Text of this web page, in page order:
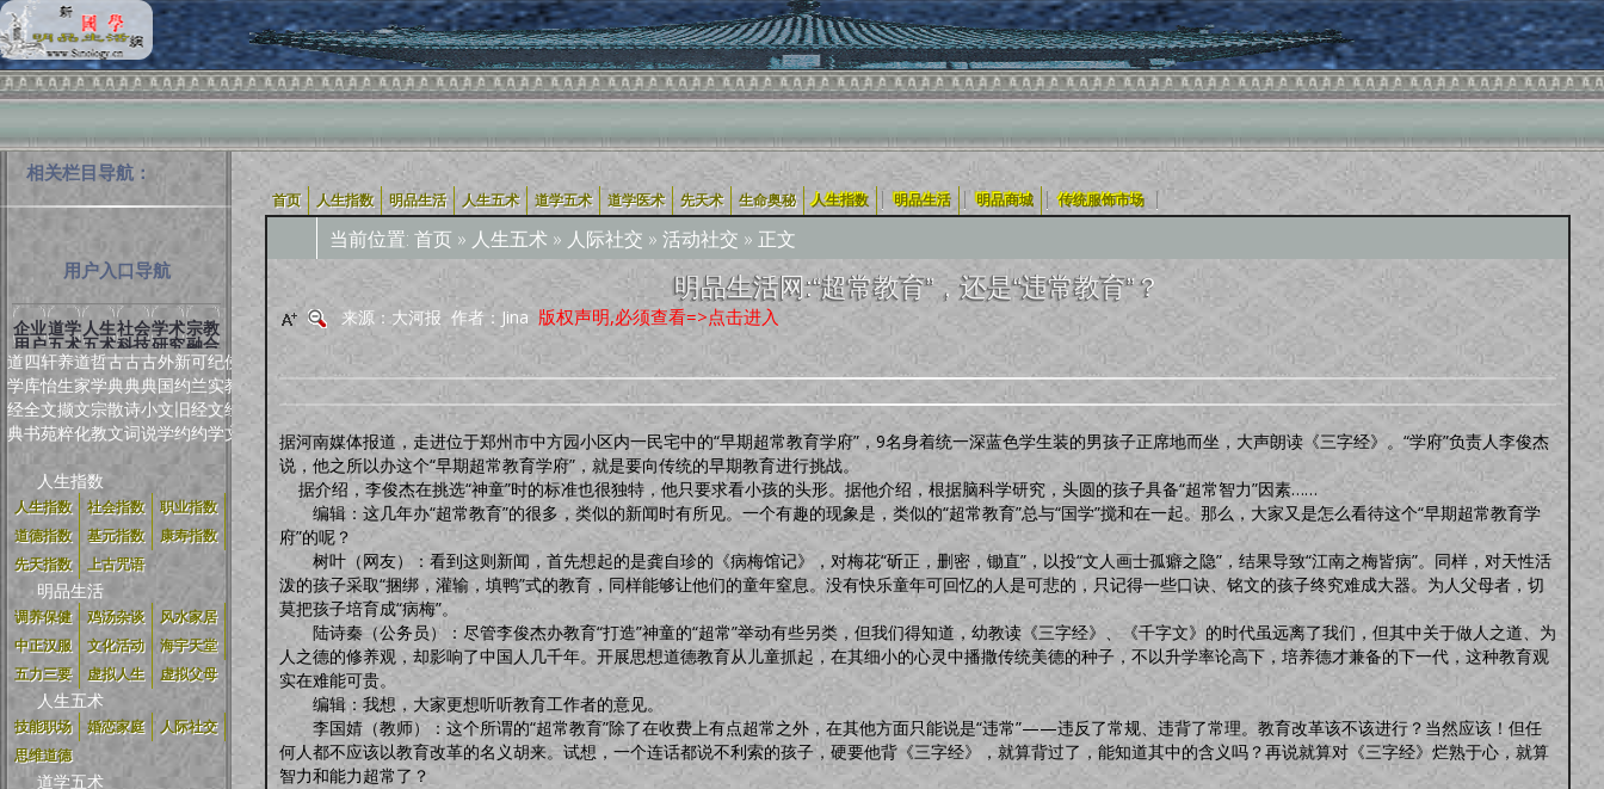
相关栏目导航：
用户入口导航
企业
用户
道学
五术
人生
五术
社会
科技
学术
研究
宗教
融合
道
学
经
典
四
库
全
书
轩
怡
文
苑
养
生
撷
粹
道
家
文
化
哲
学
宗
教
古
典
散
文
古
典
诗
词
古
典
小
说
外
国
文
学
新
约
旧
约
可
兰
经
约
纪
实
文
学
佛
教
经
文
人生指数
人生指数 社会指数
职业指数
道德指数
基元指数
康寿指数
先天指数
上古咒语
明品生活
调养保健 鸡汤杂谈
风水家居
中正汉服
文化活动
海宇天堂
五力三要
虚拟人生 虚拟父母
人生五术
技能职场 婚恋家庭
人际社交
思维道德
道学五术
首页 人生指数 明品生活 人生五术 道学五术 道学医术 先天术 生命奥秘 人生指数 | 明品生活 | 明品商城 | 传统服饰市场 |
当前位置: 首页 » 人生五术» 人际社交 » 活动社交 » 正文
明品生活网:“超常教育”，还是“违常教育”？
来源：大河报 作者：Jina 版权声明,必须查看=>点击进入
据河南媒体报道，走进位于郑州市中方园小区内一民宅中的“早期超常教育学府”，9名身着统一深蓝色学生装的男孩子正席地而坐，大声朗读《三字经》。“学府”负责人李俊杰
说，他之所以办这个“早期超常教育学府”，就是要向传统的早期教育进行挑战。
据介绍，李俊杰在挑选“神童”时的标准也很独特，他只要求看小孩的头形。据他介绍，根据脑科学研究，头圆的孩子具备“超常智力”因素……
编辑：这几年办“超常教育”的很多，类似的新闻时有所见。一个有趣的现象是，类似的“超常教育”总与“国学”搅和在一起。那么，大家又是怎么看待这个“早期超常教育学
府”的呢？
树叶（网友）：看到这则新闻，首先想起的是龚自珍的《病梅馆记》，对梅花“斫正，删密，锄直”，以投“文人画士孤癖之隐”，结果导致“江南之梅皆病”。同样，对天性活
泼的孩子采取“捆绑，灌输，填鸭”式的教育，同样能够让他们的童年窒息。没有快乐童年可回忆的人是可悲的，只记得一些口诀、铭文的孩子终究难成大器。为人父母者，切
莫把孩子培育成“病梅”。
陆诗秦（公务员）：尽管李俊杰办教育“打造”神童的“超常”举动有些另类，但我们得知道，幼教读《三字经》、《千字文》的时代虽远离了我们，但其中关于做人之道、为
人之德的修养观，却影响了中国人几千年。开展思想道德教育从儿童抓起，在其细小的心灵中播撒传统美德的种子，不以升学率论高下，培养德才兼备的下一代，这种教育观
实在难能可贵。
编辑：我想，大家更想听听教育工作者的意见。
李国婧（教师）：这个所谓的“超常教育”除了在收费上有点超常之外，在其他方面只能说是“违常”——违反了常规、违背了常理。教育改革该不该进行？当然应该！但任
何人都不应该以教育改革的名义胡来。试想，一个连话都说不利索的孩子，硬要他背《三字经》，就算背过了，能知道其中的含义吗？再说就算对《三字经》烂熟于心，就算
智力和能力超常了？